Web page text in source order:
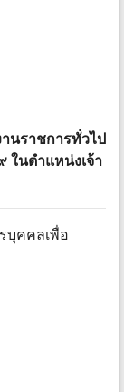
นราชการทั่วไป
นตําแหน่งเจ้า
บุคคลเพื่อ